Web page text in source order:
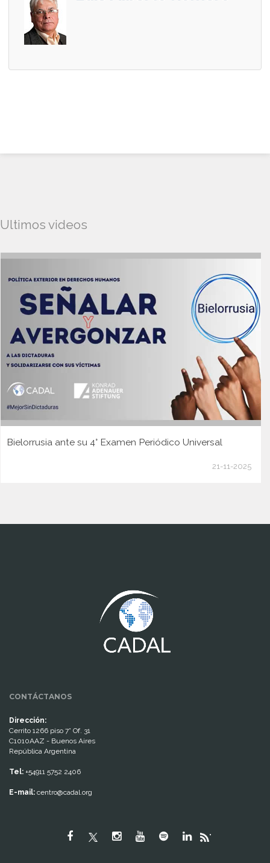
Ultimos videos
Bielorrusia ante su 4° Examen Periódico Universal
21-11-2025
CONTÁCTANOS
Dirección:
Cerrito 1266 piso 7° Of. 31
C1010AAZ - Buenos Aires
República Argentina
Tel: +54911 5752 2406
E-mail: centro@cadal.org
"